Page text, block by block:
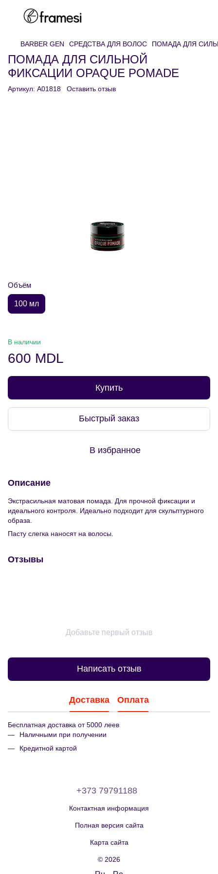
BARBER GEN СРЕДСТВА ДЛЯ ВОЛОС ПОМАДА ДЛЯ
ПОМАДА ДЛЯ СИЛЬНОЙ
ФИКСАЦИИ OPAQUE POMADE
Артикул: A01818 Оставить отзыв
Объём
100 мл
В наличии
600 MDL
Купить
Быстрый заказ
В избранное
Описание
Экстрасильная матовая помада. Для прочной фиксации и
идеального контроля. Идеально подходит для скульптурного
образа.
Пасту слегка наносят на волосы.
Отзывы
Добавьте первый отзыв
Написать отзыв
Доставка Оплата
Бесплатная доставка от 5000 леев
Наличными при получении
Кредитной картой
+373 79791188
Контактная информация
Полная версия сайта
Карта сайта
© 2026